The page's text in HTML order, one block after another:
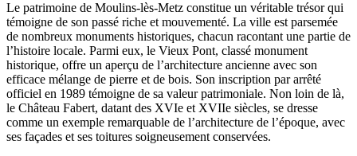
Le patrimoine de Moulins-lès-Metz constitue un véritable trésor qui
témoigne de son passé riche et mouvementé. La ville est parsemée
de nombreux monuments historiques, chacun racontant une partie de
l’histoire locale. Parmi eux, le Vieux Pont, classé monument
historique, offre un aperçu de l’architecture ancienne avec son
efficace mélange de pierre et de bois. Son inscription par arrêté
officiel en 1989 témoigne de sa valeur patrimoniale. Non loin de là,
le Château Fabert, datant des XVIe et XVIIe siècles, se dresse
comme un exemple remarquable de l’architecture de l’époque, avec
ses façades et ses toitures soigneusement conservées.